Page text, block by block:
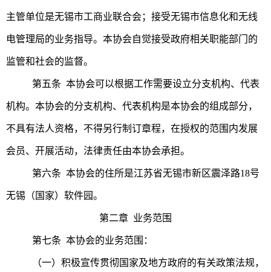
主管单位是无锡市工商业联合会；接受无锡市信息化和无线
电管理局的业务指导。本协会自觉接受政府相关职能部门的
监管和社会的监督。
第五条 本协会可以根据工作需要设立分支机构、代表
机构。本协会的分支机构、代表机构是本协会的组成部分，
不具有法人资格，不得另行制订章程，在授权的范围内发展
会员、开展活动，法律责任由本协会承担。
第六条 本协会的住所是江苏省无锡市新区震泽路18号
无锡（国家）软件园。
第二章 业务范围
第七条 本协会的业务范围：
（一）积极宣传贯彻国家及地方政府的有关政策法规，